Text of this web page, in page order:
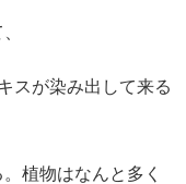
スが染み出して来る
植物はなんと多く